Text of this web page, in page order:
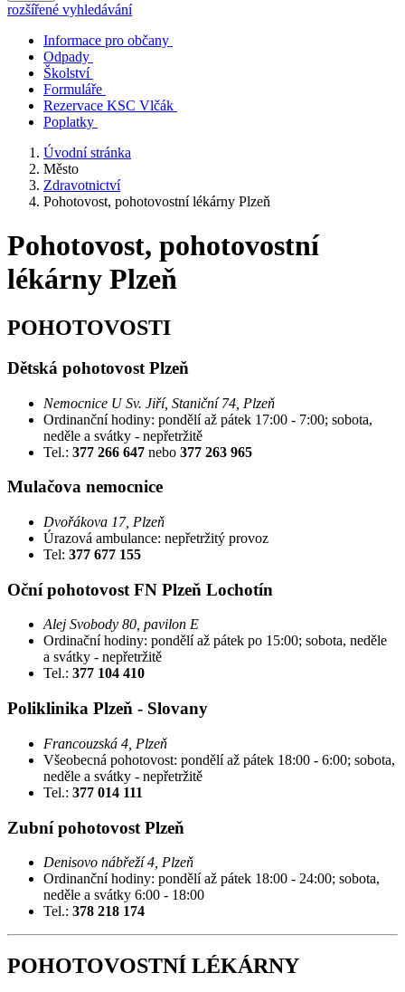
rozšířené vyhledávání
Informace pro občany
Odpady
Školství
Formuláře
Rezervace KSC Vlčák
Poplatky
Úvodní stránka
Město
Zdravotnictví
Pohotovost, pohotovostní lékárny Plzeň
Pohotovost, pohotovostní
lékárny Plzeň
POHOTOVOSTI
Dětská pohotovost Plzeň
Nemocnice U Sv. Jiří, Staniční 74, Plzeň
Ordinanční hodiny: pondělí až pátek 17:00 - 7:00; sobota,
neděle a svátky - nepřetržitě
Tel.: 377 266 647 nebo 377 263 965
Mulačova nemocnice
Dvořákova 17, Plzeň
Úrazová ambulance: nepřetržitý provoz
Tel: 377 677 155
Oční pohotovost FN Plzeň Lochotín
Alej Svobody 80, pavilon E
Ordinační hodiny: pondělí až pátek po 15:00; sobota, neděle
a svátky - nepřetržitě
Tel.: 377 104 410
Poliklinika Plzeň - Slovany
Francouzská 4, Plzeň
Všeobecná pohotovost: pondělí až pátek 18:00 - 6:00; sobota,
neděle a svátky - nepřetržitě
Tel.: 377 014 111
Zubní pohotovost Plzeň
Denisovo nábřeží 4, Plzeň
Ordinanční hodiny: pondělí až pátek 18:00 - 24:00; sobota,
neděle a svátky 6:00 - 18:00
Tel.: 378 218 174
POHOTOVOSTNÍ LÉKÁRNY